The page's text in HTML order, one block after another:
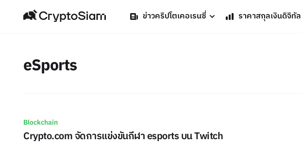
ข่าวคริปโตเคอเรนซี่ ราคาสกุลเงินดิจิทัล
eSports
Blockchain
Crypto.com จัดการแข่งขันกีฬา esports บน Twitch